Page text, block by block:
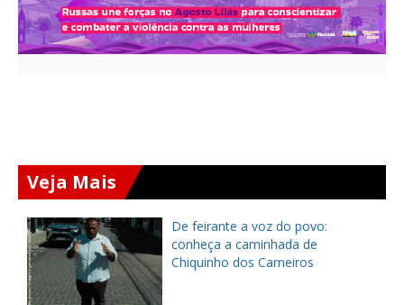
Veja Mais
De feirante a voz do povo:
conheça a caminhada de
Chiquinho dos Carneiros